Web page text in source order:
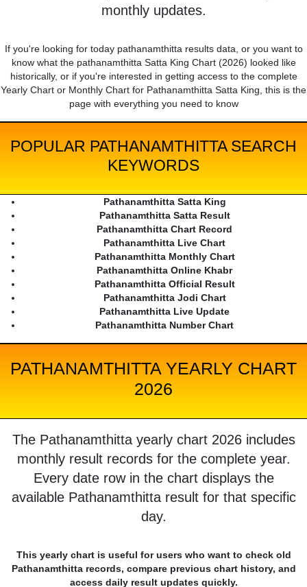
monthly updates.
If you're looking for today pathanamthitta results data, or you want to
know what the pathanamthitta Satta King Chart (2026) looked like
historically, or if you're interested in getting access to the complete
Yearly Chart or Monthly Chart for Pathanamthitta Satta King, this is the
page with everything you need to know
POPULAR PATHANAMTHITTA SEARCH
KEYWORDS
Pathanamthitta Satta King
Pathanamthitta Satta Result
Pathanamthitta Chart Record
Pathanamthitta Live Chart
Pathanamthitta Monthly Chart
Pathanamthitta Online Khabr
Pathanamthitta Official Result
Pathanamthitta Jodi Chart
Pathanamthitta Live Update
Pathanamthitta Number Chart
PATHANAMTHITTA YEARLY CHART
2026
The Pathanamthitta yearly chart 2026 includes
monthly result records for the complete year.
Every date row in the chart displays the
available Pathanamthitta result for that specific
day.
This yearly chart is useful for users who want to check old
Pathanamthitta records, compare previous chart history, and
access daily result updates quickly.